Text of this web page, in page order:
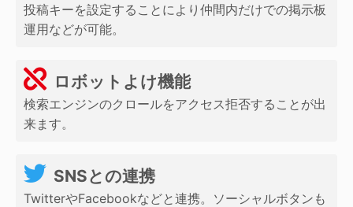
投稿キーを設定することにより仲間内だけでの掲示板
運用などが可能。
ロボットよけ機能
検索エンジンのクロールをアクセス拒否することが出
来ます。
SNSとの連携
TwitterやFacebookなどと連携。ソーシャルボタンも